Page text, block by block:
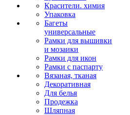
Красители. химия
Упаковка
Багеты
универсальные
Рамки для вышивки
и мозаики
Рамки для икон
Рамки с паспарту
Вязаная, тканая
Декоративная
Для белья
Продежка
Шляпная